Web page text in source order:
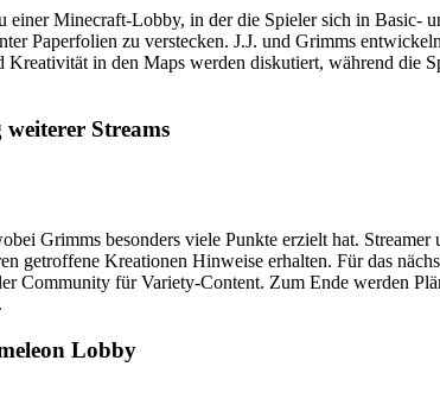
Minecraft-Lobby, in der die Spieler sich in Basic-
Paperfolien zu verstecken. J.J. und Grimms
in den Maps werden diskutiert, während die
Streams
Grimms besonders viele Punkte erzielt hat.
getroffene Kreationen Hinweise erhalten. Für das
Community für Variety-Content. Zum Ende werden
Lobby